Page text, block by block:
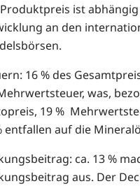
ist
an den
16 % des
was,
19 %
entfallen auf die
ca. 13 %
aus. Der